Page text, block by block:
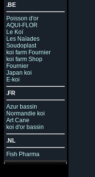
.BE
Poisson d'or
AQUI-FLOR
Le Koï
Les Naïades
Soudoplast
koi farm Fournier
koi farm Shop
Fournier
Japan koi
E-koi
.FR
Azur bassin
Normandie koi
Art Cane
koi d'or bassin
.NL
Fish Pharma